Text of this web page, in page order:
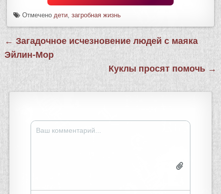
Отмеченодети,загробная жизнь
Навигация
по
записям
← Загадочное исчезновение людей с маяка
Эйлин-Мор
Куклы просят помочь →